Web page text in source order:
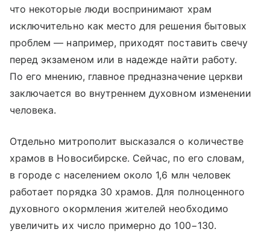
что некоторые люди воспринимают храм
исключительно как место для решения бытовых
проблем — например, приходят поставить свечу
перед экзаменом или в надежде найти работу.
По его мнению, главное предназначение церкви
заключается во внутреннем духовном изменении
человека.
Отдельно митрополит высказался о количестве
храмов в Новосибирске. Сейчас, по его словам,
в городе с населением около 1,6 млн человек
работает порядка 30 храмов. Для полноценного
духовного окормления жителей необходимо
увеличить их число примерно до 100−130.